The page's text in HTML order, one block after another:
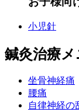
小児針
鍼灸治療
坐骨神経痛
腰痛
自律神経の